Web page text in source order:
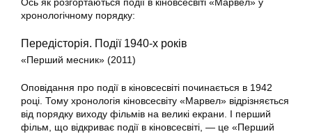
хронологічному порядку:
Передісторія. Події 1940-х років
«Перший месник» (2011)
Оповідання про події в кіновсесвіті починається в 1942
році. Тому хронологія кіновсесвіту «Марвел» відрізняється
від порядку виходу фільмів на великі екрани. І перший
фільм, що відкриває події в кіновсесвіті, — це «Перший